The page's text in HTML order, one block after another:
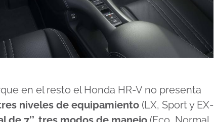
en el resto el Honda HR-V no presenta
niveles de equipamiento (LX, Sport y EX-